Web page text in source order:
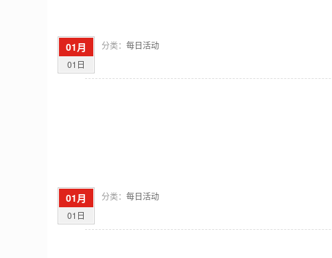
01月
01日
分类： 每日活动
01月
01日
分类： 每日活动